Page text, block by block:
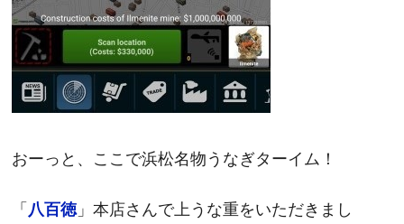
おーっと、ここで浜松名物うなぎターイム！
「八百徳」本店さんで上うな重をいただきまし